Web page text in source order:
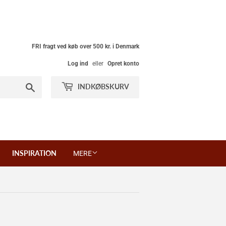
FRI fragt ved køb over 500 kr. i Denmark
Log ind eller Opret konto
INDKØBSKURV
INSPIRATION MERE